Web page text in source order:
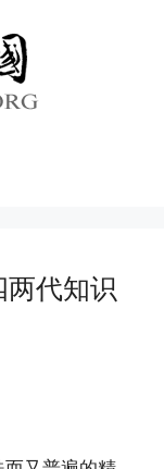
代知识